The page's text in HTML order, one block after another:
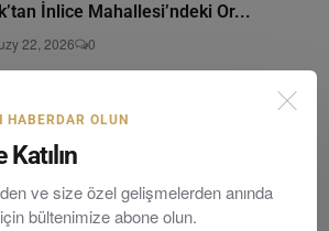
İnlice Mahallesi’ndeki Or...
22, 2026 0
HABERDAR OLUN
ve size özel gelişmelerden anında
bültenimize abone olun.